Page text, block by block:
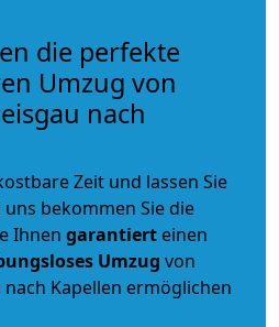
die perfekte
Umzug von
nach
Zeit und lassen Sie
bekommen Sie die
Ihnen garantiert einen
Umzug von
Kapellen ermöglichen